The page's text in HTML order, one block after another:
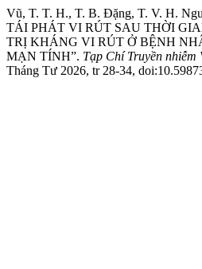
Vũ, T. T. H., T. B. Đặng, T. V. H.
TÁI PHÁT VI RÚT SAU THỜI
TRỊ KHÁNG VI RÚT Ở BỆNH
MẠN TÍNH”. Tạp Chí Truyền nhiễm
Tháng Tư 2026, tr 28-34,